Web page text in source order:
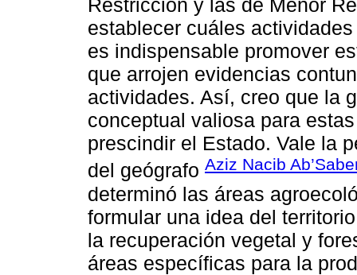
Restricción y las de Menor
establecer cuáles
es indispensable promover
que arrojen evidencias
actividades. Así, creo que la
conceptual valiosa para
prescindir el Estado. Vale la
del geógrafo Aziz Nacib
determinó las áreas
formular una idea del
la recuperación vegetal y
áreas específicas para la